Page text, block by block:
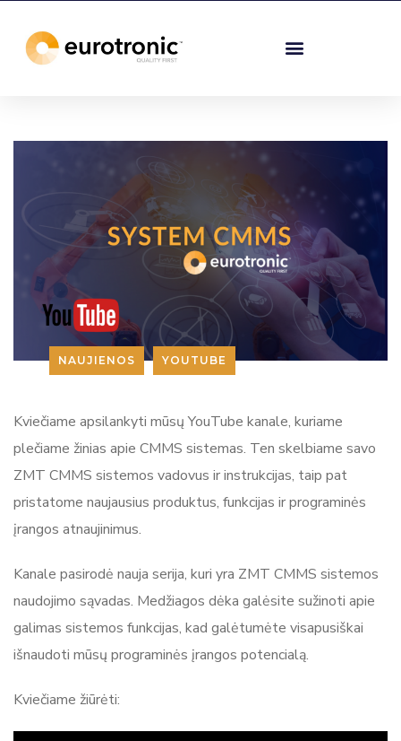
NAUJIENOS YOUTUBE
Kviečiame apsilankyti mūsų YouTube kanale, kuriame
plečiame žinias apie CMMS sistemas. Ten skelbiame savo
ZMT CMMS sistemos vadovus ir instrukcijas, taip pat
pristatome naujausius produktus, funkcijas ir programinės
įrangos atnaujinimus.
Kanale pasirodė nauja serija, kuri yra ZMT CMMS sistemos
naudojimo sąvadas. Medžiagos dėka galėsite sužinoti apie
galimas sistemos funkcijas, kad galėtumėte visapusiškai
išnaudoti mūsų programinės įrangos potencialą.
Kviečiame žiūrėti: